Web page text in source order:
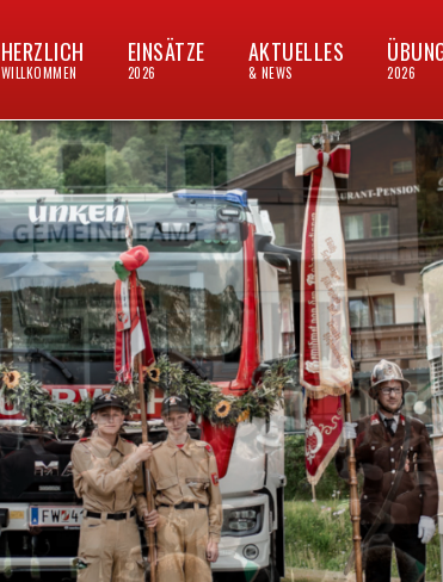
HERZLICH
WILLKOMMEN
EINSÄTZE
2026
AKTUELLES
& NEWS 2026